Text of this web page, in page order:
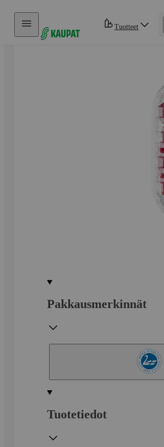
Hyppää sisältöön
Tuotteet
Pakkausmerkinnät
Tuotetiedot